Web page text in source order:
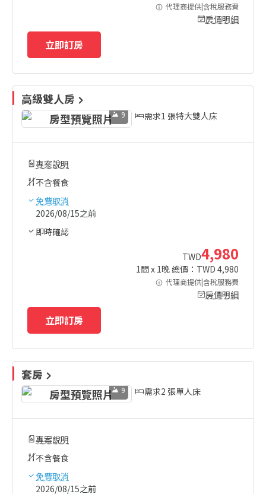
代理商提供|含稅服務費
房價明細
立即訂房
高級雙人房
9 需求1 張特大雙人床
專案說明
不含餐食
免費取消
2026/08/15之前
即時確認
TWD4,980
1間 x 1晚 總價：TWD 4,980
代理商提供|含稅服務費
房價明細
立即訂房
套房
9 需求2 張單人床
專案說明
不含餐食
免費取消
2026/08/15之前